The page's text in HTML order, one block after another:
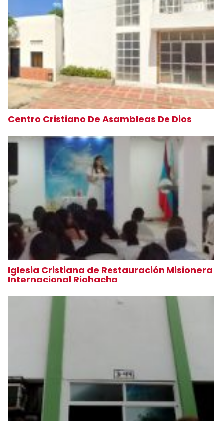
Centro Cristiano De Asambleas De Dios
Iglesia Cristiana de Restauración Misionera
Internacional Riohacha